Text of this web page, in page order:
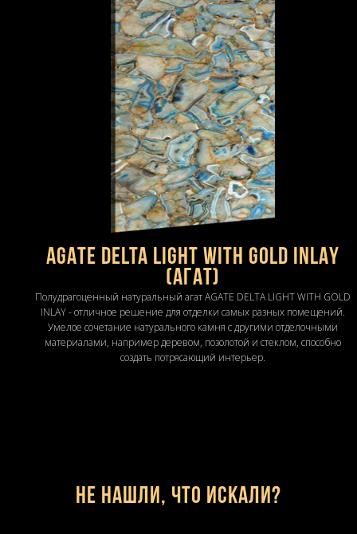
AGATE DELTA LIGHT WITH GOLD INLAY
(Агат)
Полудрагоценный натуральный агат AGATE DELTA LIGHT WITH GOLD
INLAY - отличное решение для отделки самых разных помещений.
Умелое сочетание натурального камня с другими отделочными
материалами, например деревом, позолотой и стеклом, способно
создать потрясающий интерьер.
Не нашли, что искали?